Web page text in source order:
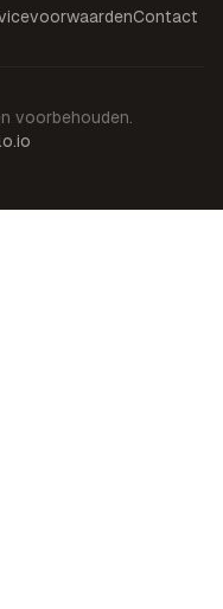
Contact
voorbehouden.